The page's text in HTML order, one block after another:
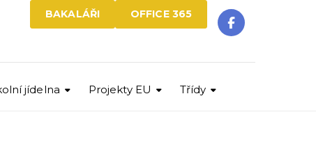
OFFICE 365
BAKALÁŘI
jídelna Projekty EU Třídy